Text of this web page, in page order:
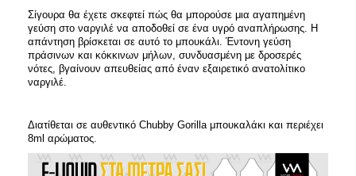
Σίγουρα θα έχετε σκεφτεί πώς θα μπορούσε μια αγαπημένη
γεύση στο ναργιλέ να αποδοθεί σε ένα υγρό αναπλήρωσης. Η
απάντηση βρίσκεται σε αυτό το μπουκάλι. Έντονη γεύση
πράσινων και κόκκινων μήλων, συνδυασμένη με δροσερές
νότες, βγαίνουν απευθείας από έναν εξαιρετικό ανατολίτικο
ναργιλέ.
Διατίθεται σε αυθεντικό Chubby Gorilla μπουκαλάκι και περιέχει
8ml αρώματος.